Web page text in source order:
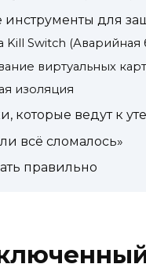
инструменты для
Kill Switch (Аварийная
виртуальных карт
изоляция
которые ведут к
всё сломалось»
правильно